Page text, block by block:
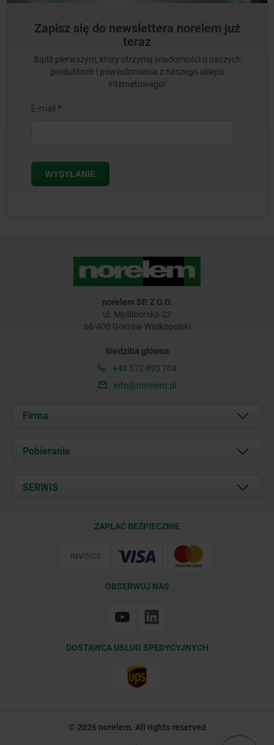
Zapisz się do newslettera norelem już
teraz
Bądź pierwszym, który otrzyma wiadomości o naszych
produktach i powiadomienia z naszego sklepu
internetowego!
norelem SP. Z O.O.
ul. Myśliborska 22
66-400 Gorzów Wielkopolski
Siedziba główna
+48 572 895 704
info@norelem.pl
Firma
O nas
Kontakt
Pobieranie
Documents
SERWIS
ZAPŁAĆ BEZPIECZNIE
OBSERWUJ NAS
DOSTAWCA USŁUG SPEDYCYJNYCH
© 2026 norelem. All rights reserved